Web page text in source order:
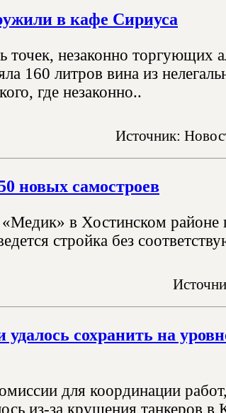
в кафе Сириуса
точек, незаконно торгующих
160 литров вина из
где незаконно..
Источник:
новых самостроев
в Хостинском районе
стройка без
сохранить на
для координации
из-за крушения танкеров в